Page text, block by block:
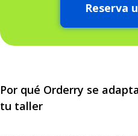
Reserva
Por qué Orderry se
tu taller